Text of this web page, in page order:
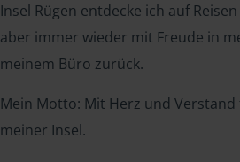
Insel Rügen entdecke ich auf
aber immer wieder mit Freude in
meinem Büro zurück.
Mein Motto: Mit Herz und
meiner Insel.